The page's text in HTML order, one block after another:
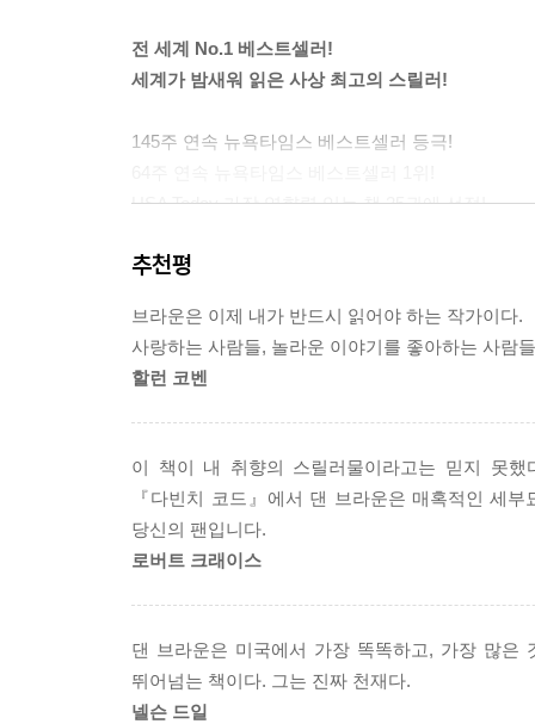
전 세계 No.1 베스트셀러!
세계가 밤새워 읽은 사상 최고의 스릴러!
145주 연속 뉴욕타임스 베스트셀러 등극!
USA Today 가장 영향력 있는 책 25권에 선정!
드디어 베일을 벗는다.
전 세계 수천만의 독자들은 이미 『다빈치 코드
속도감, 치밀한 자료 조사를 통한 지적이고 흥미
사상 최대 최고의 수수께끼 그리고 마침내 역사는
2천 년의 역사를 뒤엎는 세기의 문제작!
다빈치가 그림에 숨겨놓은 암호란?
「최후의 만찬」에 그려져 있어서는 안 되는 여성
비밀에 싸인 「모나리자」에 숨겨진 다빈치의 의
예수가 최후에 사용한 성배, ‘성배전설’을 둘러싼
추천평
브라운은 이제 내가 반드시 읽어야 하는 작가이다
사랑하는 사람들, 놀라운 이야기를 좋아하는 사람
할런 코벤
이 책이 내 취향의 스릴러물이라고는 믿지 못
『다빈치 코드』에서 댄 브라운은 매혹적인 세
당신의 팬입니다.
로버트 크래이스
댄 브라운은 미국에서 가장 똑똑하고, 가장 많은
뛰어넘는 책이다. 그는 진짜 천재다.
넬슨 드일